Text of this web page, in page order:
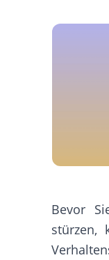
Bevor
stürzen,